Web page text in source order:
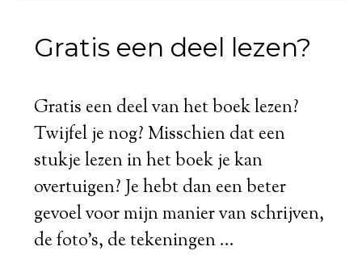
Gratis een deel lezen?
Gratis een deel van het boek lezen?
Twijfel je nog? Misschien dat een
stukje lezen in het boek je kan
overtuigen? Je hebt dan een beter
gevoel voor mijn manier van schrijven,
de foto's, de tekeningen ...